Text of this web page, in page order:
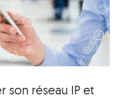
son réseau IP et